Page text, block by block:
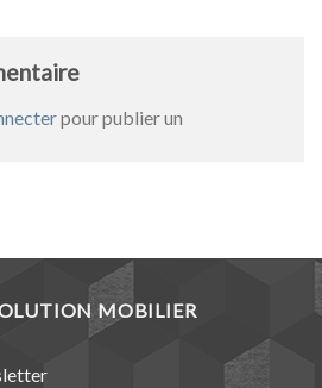
pour publier un
MOBILIER